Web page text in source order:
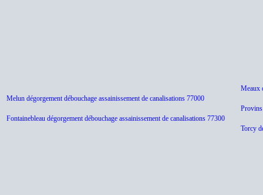
Melun dégorgement débouchage assainissement de canalisations 77000
Fontainebleau dégorgement débouchage assainissement de canalisations 77300
Meaux
Provins
Torcy